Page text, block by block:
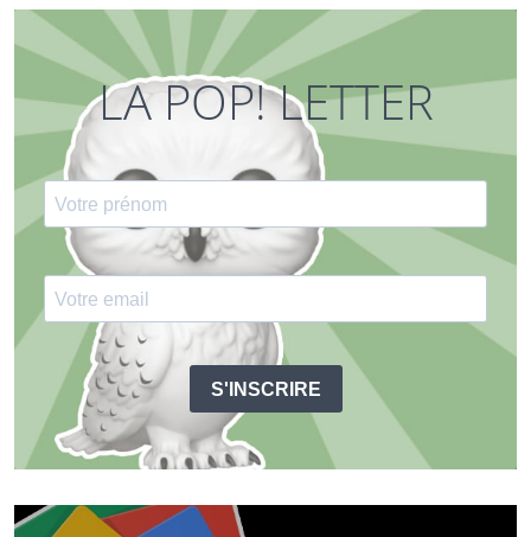
LA POP! LETTER
S'INSCRIRE